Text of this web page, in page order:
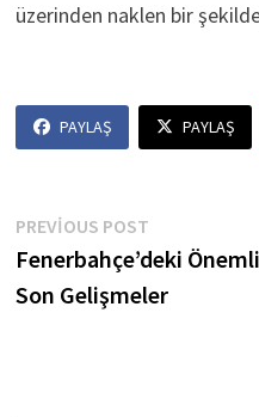
üzerinden naklen bir
PAYLAŞ PAYLAŞ
Yazı
gezinmesi
PREVIOUS POSTPrevious
post:
Fenerbahçe’deki Önemli
Son Gelişmeler